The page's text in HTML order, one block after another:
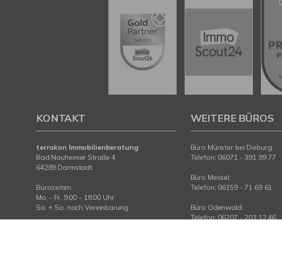
KONTAKT
terrakon Immobilienberatung
Bad Nauheimer Straße 4
64289 Darmstadt
Bürozeiten:
Mo. - Fr. 9.00 - 18.00 Uhr
Sa. + So. nach Vereinbarung
WEITERE BÜROS
Büro Münster bei Dieburg:
Telefon: 06071 - 391 99 77
Büro Messel:
Telefon: 06159 - 71 69 61
Büro Odenwald:
Telefon: 06207 - 203 12 46